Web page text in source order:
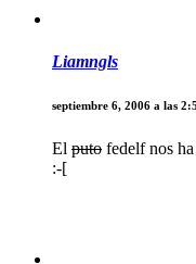
Liamngls
septiembre 6, 2006 a las
El puto fedelf nos
:-[